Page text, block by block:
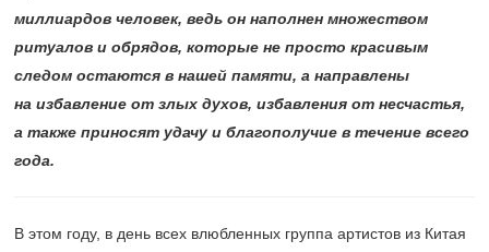
миллиардов человек, ведь он наполнен множеством
ритуалов и обрядов, которые не просто красивым
следом остаются в нашей памяти, а направлены
на избавление от злых духов, избавления от несчастья,
а также приносят удачу и благополучие в течение всего
года.
В этом году, в день всех влюбленных группа артистов из Китая